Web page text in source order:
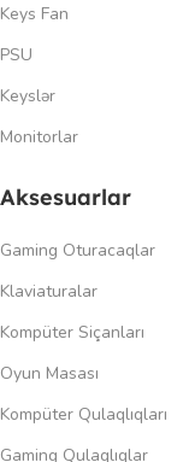
Keys Fan
PSU
Keyslər
Monitorlar
Aksesuarlar
Gaming Oturacaqlar
Klaviaturalar
Kompüter Siçanları
Oyun Masası
Kompüter Qulaqlıqları
Gaming Qulaqlıqlar